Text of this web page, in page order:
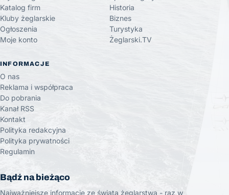
Katalog firm
Kluby żeglarskie
Ogłoszenia
Moje konto
Historia
Biznes
Turystyka
Żeglarski.TV
INFORMACJE
O nas
Reklama i współpraca
Do pobrania
Kanał RSS
Kontakt
Polityka redakcyjna
Polityka prywatności
Regulamin
Bądź na bieżąco
Najważniejsze informacje ze świata żeglarstwa - raz w